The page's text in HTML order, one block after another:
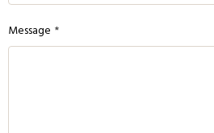
Message